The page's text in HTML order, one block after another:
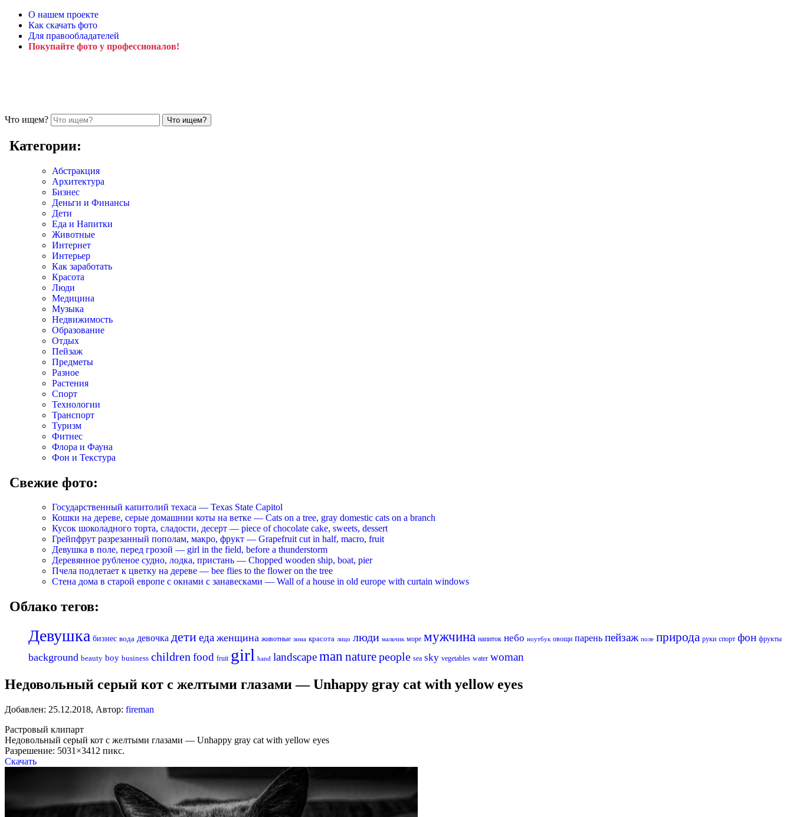
О нашем проекте
Как скачать фото
Для правообладателей
Покупайте фото у профессионалов!
Что ищем?
Категории:
Абстракция
Архитектура
Бизнес
Деньги и Финансы
Дети
Еда и Напитки
Животные
Интернет
Интерьер
Как заработать
Красота
Люди
Медицина
Музыка
Недвижимость
Образование
Отдых
Пейзаж
Предметы
Разное
Растения
Спорт
Технологии
Транспорт
Туризм
Фитнес
Флора и Фауна
Фон и Текстура
Свежие фото:
Государственный капитолий техаса — Texas State Capitol
Кошки на дереве, серые домашнии коты на ветке — Cats on a tree, gray domestic cats on a branch
Кусок шоколадного торта, сладости, десерт — piece of chocolate cake, sweets, dessert
Грейпфрут разрезанный пополам, макро, фрукт — Grapefruit cut in half, macro, fruit
Девушка в поле, перед грозой — girl in the field, before a thunderstorm
Деревянное рубленое судно, лодка, пристань — Chopped wooden ship, boat, pier
Пчела подлетает к цветку на дереве — bee flies to the flower on the tree
Стена дома в старой европе с окнами с занавесками — Wall of a house in old europe with curtain windows
Облако тегов:
Девушка бизнес вода девочка детиеда женщина животные зима красота лицо люди мальчик море мужчина напиток небо ноутбук овощи парень пейзаж поле природа руки спорт фон фрукты
background beauty boy business childrenfood fruit girl hand landscapeman naturepeople sea sky vegetables water woman
Недовольный серый кот с желтыми глазами — Unhappy gray cat with yellow eyes
Добавлен: 25.12.2018, Автор: fireman
Растровый клипарт
Недовольный серый кот с желтыми глазами — Unhappy gray cat with yellow eyes
Разрешение: 5031×3412 пикс.
Скачать